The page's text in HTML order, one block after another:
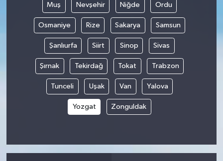
Muş Nevşehir Niğde Ordu
Osmaniye Rize Sakarya Samsun
Şanlıurfa Siirt Sinop Sivas
Şırnak Tekirdağ Tokat Trabzon
Tunceli Uşak Van Yalova
Yozgat Zonguldak